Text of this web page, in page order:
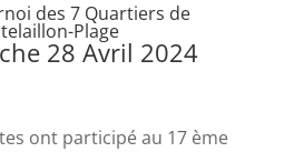
des 7 Quartiers de
Plage
28 Avril 2024
ont participé au 17 ème